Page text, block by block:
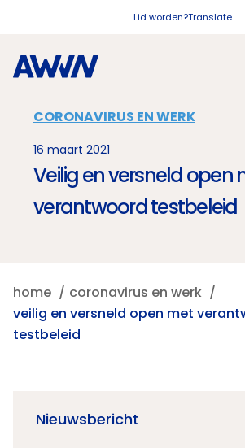
Lid worden?Translate
CORONAVIRUS EN WERK
16 maart 2021
Veilig en versneld open
verantwoord testbeleid
home
coronavirus en werk
veilig en versneld open met
testbeleid
Nieuwsbericht